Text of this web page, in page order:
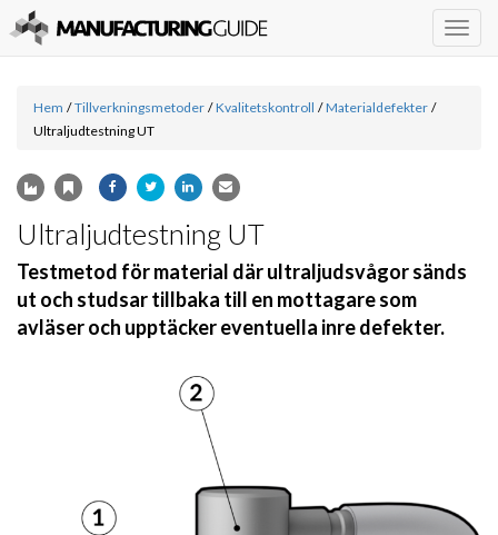
Hem / Tillverkningsmetoder / Kvalitetskontroll / Materialdefekter /
Ultraljudtestning UT
Ultraljudtestning UT
Testmetod för material där ultraljudsvågor sänds
ut och studsar tillbaka till en mottagare som
avläser och upptäcker eventuella inre defekter.